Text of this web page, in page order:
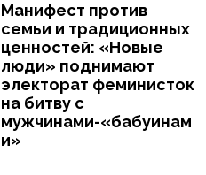
Манифест против
семьи и традиционных
ценностей: «Новые
люди» поднимают
электорат феминисток
на битву с
мужчинами-«бабуинам
и»